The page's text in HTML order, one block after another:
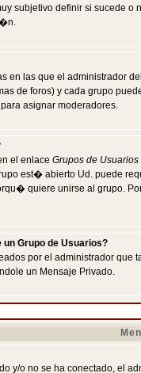
subjetivo definir si sucede
en las que el administrador
de foros) y cada grupo
asignar moderadores.
el enlace Grupos de Usuarios
est� abierto Ud. puede
quiere unirse al grupo.
Grupo de Usuarios?
por el administrador
un Mensaje Privado.
y/o no se ha conectado, el